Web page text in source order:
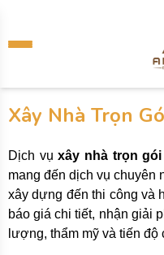
Xây Nhà Trọn
Dịch vụxây nhà trọn
mang đến dịch vụ chuyên
xây dựng đến thi công và
báo giá chi tiết, nhận giải
lượng, thẩm mỹ và tiến